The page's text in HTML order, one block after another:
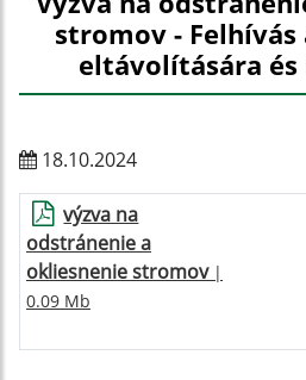
stromov -
eltávolítására és
18.10.2024
výzva na
odstránenie a
okliesnenie stromov|
0.09 Mb